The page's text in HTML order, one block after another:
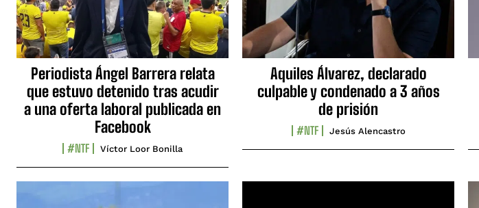
Periodista Ángel Barrera relata
que estuvo detenido tras acudir
a una oferta laboral publicada en
Facebook
#NTF Víctor Loor Bonilla
Aquiles Álvarez, declarado
culpable y condenado a 3 años
de prisión
#NTF Jesús Alencastro